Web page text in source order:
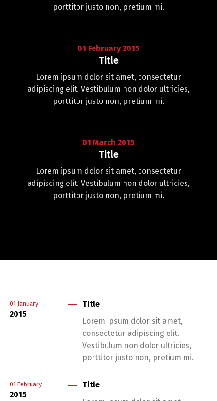
porttitor justo non, pretium mi.
01 February 2015
Title
Lorem ipsum dolor sit amet, consectetur
adipiscing elit. Vestibulum non dolor ultricies,
porttitor justo non, pretium mi.
01 March 2015
Title
Lorem ipsum dolor sit amet, consectetur
adipiscing elit. Vestibulum non dolor ultricies,
porttitor justo non, pretium mi.
01 January
2015
Title
Lorem ipsum dolor sit amet,
consectetur adipiscing elit.
Vestibulum non dolor ultricies,
porttitor justo non, pretium mi.
01 February
2015
Title